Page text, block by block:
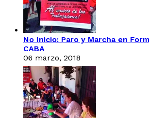
No Inicio: Paro y Marcha en
CABA
06 marzo, 2018